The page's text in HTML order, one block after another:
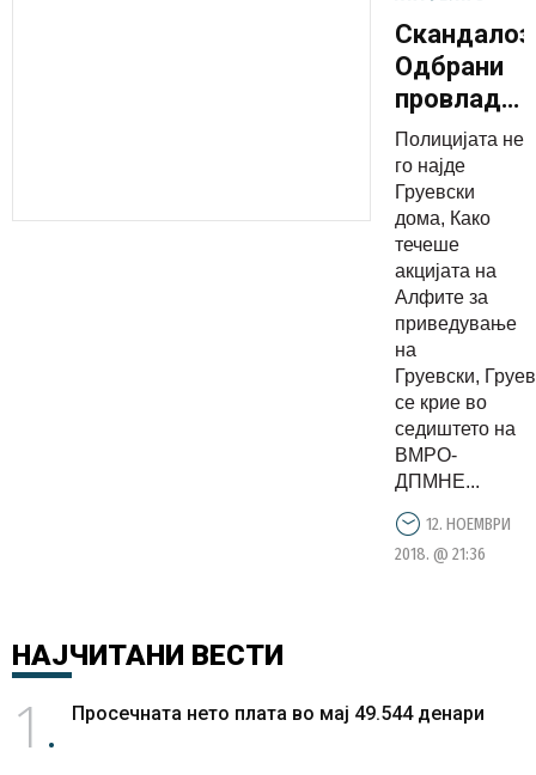
Одбрани
медиуми
следат
политички
прогон
врз
Груевски
во живо
Полицијата не
го најде
Груевски
дома, Како
течеше
акцијата на
Алфите за
приведување
на
Груевски,
се крие во
седиштето на
ВМРО-
ДПМНЕ...
12. НОЕМВРИ
2018. @ 21:36
НАЈЧИТАНИ ВЕСТИ
1 Просечната нето плата во мај 49.544 денари